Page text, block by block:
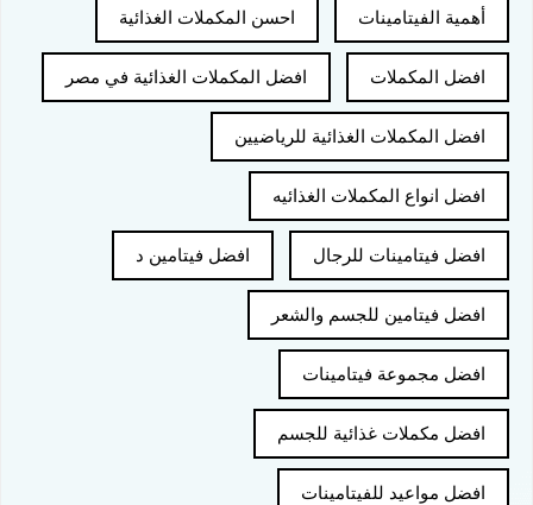
أهمية الفيتامينات احسن المكملات الغذائية
افضل المكملات افضل المكملات الغذائية في مصر
افضل المكملات الغذائية للرياضيين
افضل انواع المكملات الغذائيه
افضل فيتامينات للرجال افضل فيتامين د
افضل فيتامين للجسم والشعر
افضل مجموعة فيتامينات
افضل مكملات غذائية للجسم
افضل مواعيد للفيتامينات